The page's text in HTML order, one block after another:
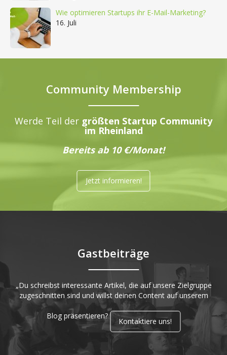
Wie optimieren Startups ihr E-Mail-Marketing?
16. Juli
Community Membership
Werde Teil der größten Startup Community
im Rheinland
Bereits ab 10 €/Monat!
Jetzt informieren!
Gastbeiträge
„Du schreibst interessante Artikel, die auf unsere Zielgruppe
zugeschnitten sind und willst deinen Content auf unserem
Blog präsentieren?
Kontaktiere uns!